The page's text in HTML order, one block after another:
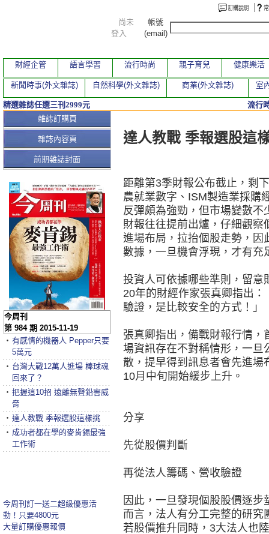
本期文章
達人教戰 季報選股這
距離第3季財報公布截止，剩
農就業數字、ISM製造業採購
反彈頗為強勁，但市場變數
財報往往提前出爐，仔細觀
進場布局，拉抬個股走勢，因
數據，一旦機會浮現，才有充
投資人可依據哪些準則，留意
20年的財經作家張真卿指出
驗證，是比較安全的方式！」
張真卿指出，備戰財報行情
場資訊存在不對稱情形，一旦
散，提早得到訊息者會先進場
10月中旬開始緩步上升。
分享
先從股價判斷
再從法人籌碼、營收驗證
因此，一旦發現個股股價逐
而言，法人有分工完整的研
若股價推升同時，3大法人也
雜誌訂購頁
雜誌內容頁
前期雜誌封面
今周刊
第 984 期 2015-11-19
‧ 有感情的機器人 Pepper只要
5萬元
‧ 台灣大戰12萬人進場 棒球魂
回來了？
‧ 把握這10招 遠離無聲鉛害威
脅
‧ 達人教戰 季報選股這樣挑
‧ 成功者都在學的麥肯錫最強
工作術
今周刊訂一送二超級優惠活
動！只要4800元
大量訂購優惠報價
尚未
登入
帳號
(email)
財經企管 語言學習 流行時尚 親子育兒 健康樂活
新聞時事(外文雜誌) 自然科學(外文雜誌) 商業(外文雜誌) 室
精選雜誌任選三刊2999元 流行